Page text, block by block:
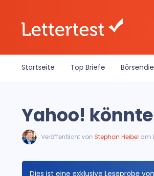
Startseite Top Briefe
Yahoo!
Veröffentlicht von Stephan Heibel am
Dies ist eine exklusive Leseprobe